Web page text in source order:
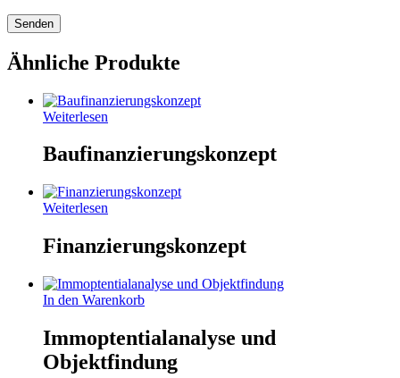
Ähnliche Produkte
Weiterlesen
Baufinanzierungskonzept
Weiterlesen
Finanzierungskonzept
In den Warenkorb
Immoptentialanalyse und
Objektfindung